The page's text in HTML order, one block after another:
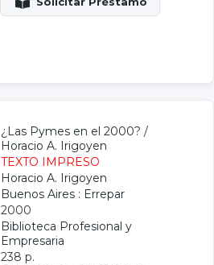
¿Las Pymes en el 2000? /
Horacio A. Irigoyen
TEXTO IMPRESO
Horacio A. Irigoyen
Buenos Aires : Errepar
2000
Biblioteca Profesional y
Empresaria
238 p.